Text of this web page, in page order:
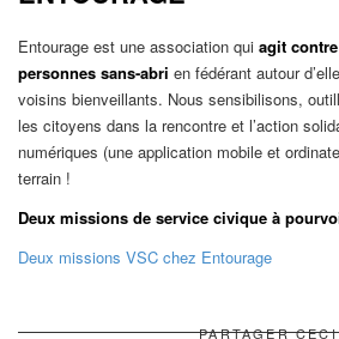
Entourage est une association qui agit
personnes sans-abri en fédérant autour
voisins bienveillants. Nous sensibilisons,
les citoyens dans la rencontre et l’action
numériques (une application mobile et
terrain !
Deux missions de service civique à
Deux missions VSC chez Entourage
PARTAGER CECI